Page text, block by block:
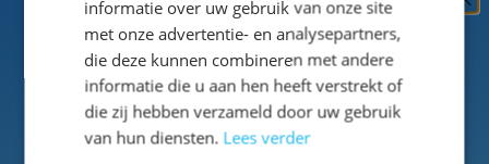
spullen mee tijdens het feest.
Combineer met eengeruite blouse,kniekousenen
Tiroler hoedals je direct klaar wilt zijn voor het feest.
Dit hoort bij de traditionele Oktoberfest outfit voor
informatie over uw gebruik van onze site
met onze advertentie- en analysepartners,
die deze kunnen combineren met andere
informatie die u aan hen heeft verstrekt of
die zij hebben verzameld door uw gebruik
van hun diensten. Lees verder
Ontvang5%
KORTING!
Schrijf je nuin voor de nieuwsbrief en ontvang toegang
tot exclusieve kortingen!